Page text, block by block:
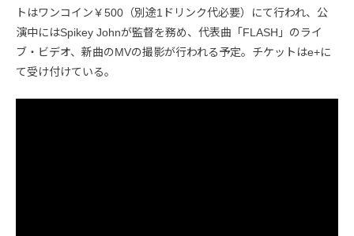
トはワンコイン￥500（別途1ドリンク代必要）にて行われ、公
演中にはSpikey Johnが監督を務め、代表曲「FLASH」のライ
ブ・ビデオ、新曲のMVの撮影が行われる予定。チケットはe+に
て受け付けている。